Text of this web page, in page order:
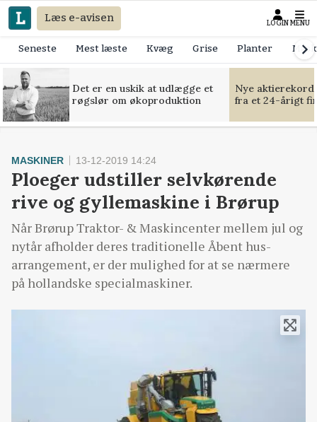
Læs e-avisen LOGIN MENU
Seneste Mest læste Kvæg Grise Planter
Det er en uskik at udlægge et
røgslør om økoproduktion
Nye
fra et 24-årigt
MASKINER 13-12-2019 14:24
Ploeger udstiller selvkørende
rive og gyllemaskine i Brørup
Når Brørup Traktor- & Maskincenter mellem jul og
nytår afholder deres traditionelle Åbent hus-
arrangement, er der mulighed for at se nærmere
på hollandske specialmaskiner.